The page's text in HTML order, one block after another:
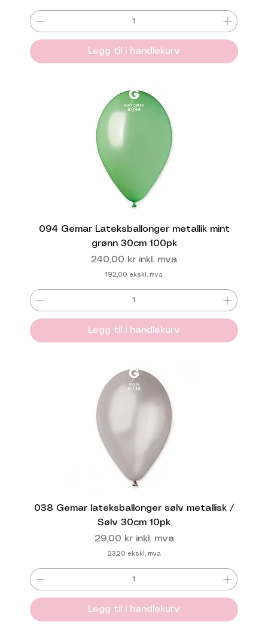
Legg til i handlekurv
094 Gemar Lateksballonger metallik mint
grønn 30cm 100pk
Pris
240,00 kr inkl. mva
192,00 ekskl. mva
Legg til i handlekurv
038 Gemar lateksballonger sølv metallisk /
Sølv 30cm 10pk
Pris
29,00 kr inkl. mva
23,20 ekskl. mva
Legg til i handlekurv